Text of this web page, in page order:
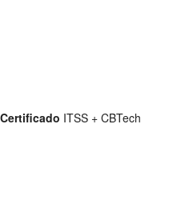
Certificado ITSS + CBTech